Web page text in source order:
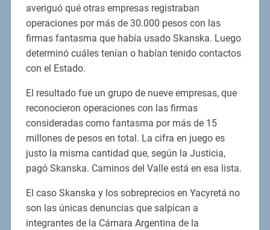
averiguó qué otras empresas registraban
operaciones por más de 30.000 pesos con las
firmas fantasma que había usado Skanska. Luego
determinó cuáles tenían o habían tenido contactos
con el Estado.
El resultado fue un grupo de nueve empresas, que
reconocieron operaciones con las firmas
consideradas como fantasma por más de 15
millones de pesos en total. La cifra en juego es
justo la misma cantidad que, según la Justicia,
pagó Skanska. Caminos del Valle está en esa lista.
El caso Skanska y los sobreprecios en Yacyretá no
son las únicas denuncias que salpican a
integrantes de la Cámara Argentina de la